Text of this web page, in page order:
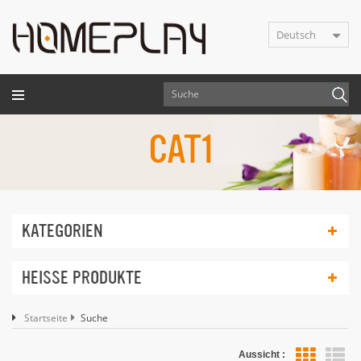
Deutsch
CAT1
KATEGORIEN
HEISSE PRODUKTE
Startseite Suche
Aussicht :